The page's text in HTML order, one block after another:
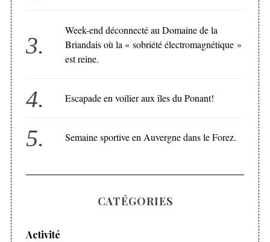
Week-end déconnecté au Domaine de la
Briandais où la « sobriété électromagnétique »
est reine.
Escapade en voilier aux îles du Ponant!
Semaine sportive en Auvergne dans le Forez.
CATÉGORIES
Activité